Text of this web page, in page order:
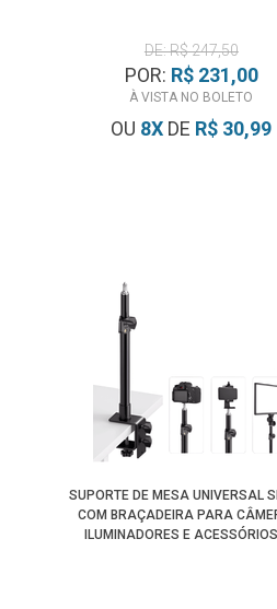
DE: R$ 247,50
POR: R$ 231,00
À VISTA NO BOLETO
OU 8X DE R$ 30,99
SUPORTE DE MESA UNIVERSAL
COM BRAÇADEIRA PARA
ILUMINADORES E